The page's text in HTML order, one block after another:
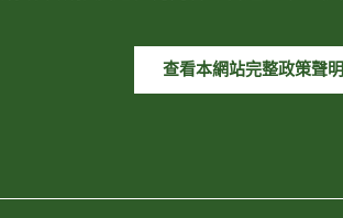
查看本網站完整政策聲明